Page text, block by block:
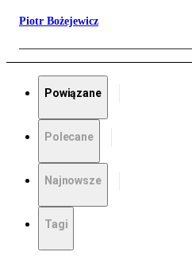
Piotr Bożejewicz
Powiązane
Polecane
Najnowsze
Tagi